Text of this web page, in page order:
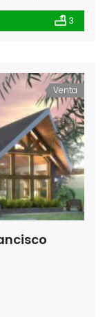
3
Venta